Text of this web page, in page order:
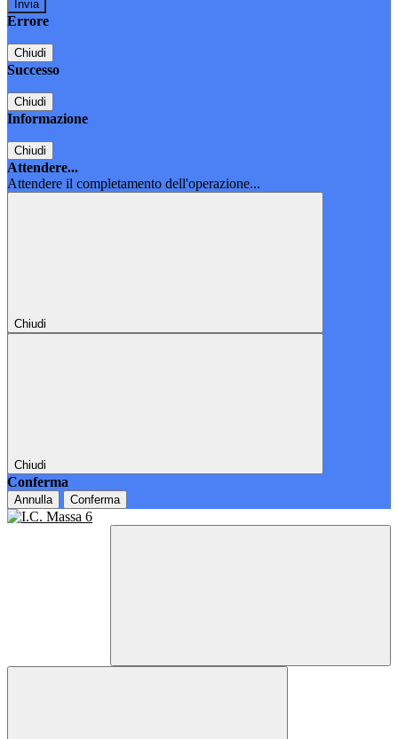
Errore
Chiudi
Successo
Chiudi
Informazione
Chiudi
Attendere...
Attendere il completamento dell'operazione...
Chiudi
Chiudi
Conferma
Annulla Conferma